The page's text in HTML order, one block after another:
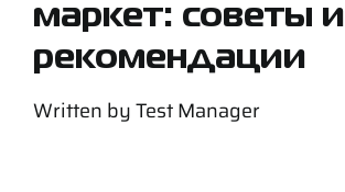
Support
маркет: советы и
рекомендации
Written byTest Manager